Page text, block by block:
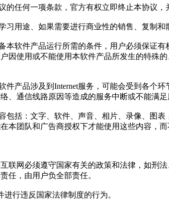
的任何一项条款，官方有权立即终止本协议，
习用途、如果需要进行商业性的销售、复制
本软件产品运行所需的条件，用户必须保证
因使用或不能使用本软件产品所发生的特殊
件产品涉及到Internet服务，可能会受到各个
、通信线路原因等造成的服务中断或不能满
包括：文字、软件、声音、相片、录像、图
本团队和广告商授权下才能使用这些内容，
联网必须遵守国家有关的政策和法律，如刑
任，由用户负全部责任。
行违反国家法律制度的行为。